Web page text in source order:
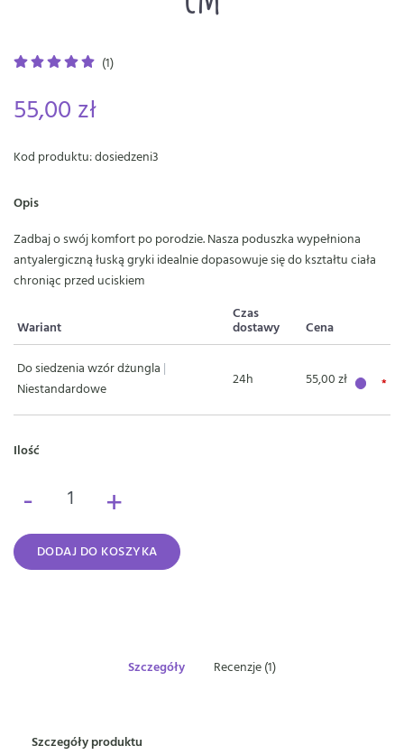
(1)
55,00 zł
Kod produktu: dosiedzeni3
Opis
Zadbaj o swój komfort po porodzie. Nasza poduszka wypełniona
antyalergiczną łuską gryki idealnie dopasowuje się do kształtu ciała
chroniąc przed uciskiem
Wariant
Czas
dostawy
Cena
Do siedzenia wzór dżungla |
Niestandardowe
24h 55,00 zł
Ilość
- +
DODAJ DO KOSZYKA
Szczegóły Recenzje (1)
Szczegóły produktu